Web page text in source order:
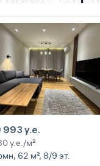
993 y.e.
y.e./м²
62 м², 8/9 эт.